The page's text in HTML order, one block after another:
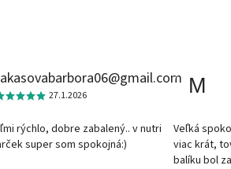
27.1.2026
rýchlo, dobre zabalený.. v nutri
super som spokojná:)
M
Veľká
viac krát,
balíku bol